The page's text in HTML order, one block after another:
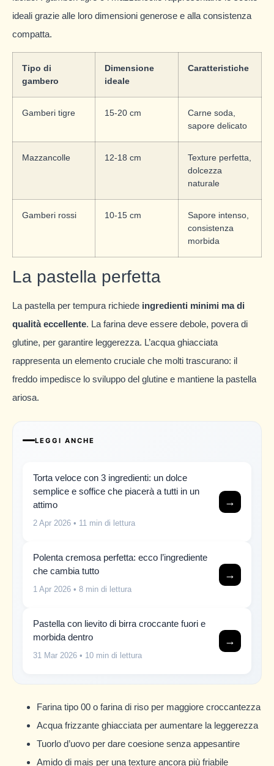
ideali grazie alle loro dimensioni generose e alla consistenza
compatta.
Tipo di
gambero
Dimensione
ideale
Caratteristiche
Gamberi tigre 15-20 cm
Carne soda,
sapore delicato
Mazzancolle 12-18 cm
Texture perfetta,
dolcezza
naturale
Gamberi rossi 10-15 cm
Sapore intenso,
consistenza
morbida
La pastella perfetta
La pastella per tempura richiede ingredienti minimi ma di
qualità eccellente. La farina deve essere debole, povera di
glutine, per garantire leggerezza. L’acqua ghiacciata
rappresenta un elemento cruciale che molti trascurano: il
freddo impedisce lo sviluppo del glutine e mantiene la pastella
ariosa.
LEGGI ANCHE
Torta veloce con 3 ingredienti: un dolce
semplice e soffice che piacerà a tutti in un
attimo
2 Apr 2026 • 11 min di lettura
→
Polenta cremosa perfetta: ecco l’ingrediente
che cambia tutto
1 Apr 2026 • 8 min di lettura
→
Pastella con lievito di birra croccante fuori e
morbida dentro
31 Mar 2026 • 10 min di lettura
→
Farina tipo 00 o farina di riso per maggiore croccantezza
Acqua frizzante ghiacciata per aumentare la leggerezza
Tuorlo d’uovo per dare coesione senza appesantire
Amido di mais per una texture ancora più friabile